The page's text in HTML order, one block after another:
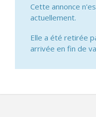
Cette annonce
actuellement.
Elle a été retirée
arrivée en fin de